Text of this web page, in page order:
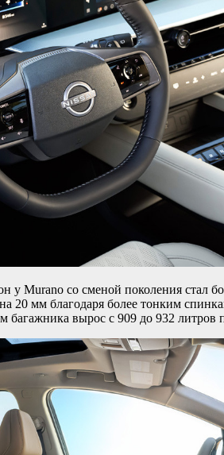
у Murano со сменой поколения
20 мм благодаря более тонким
багажника вырос с 909 до 932 литров